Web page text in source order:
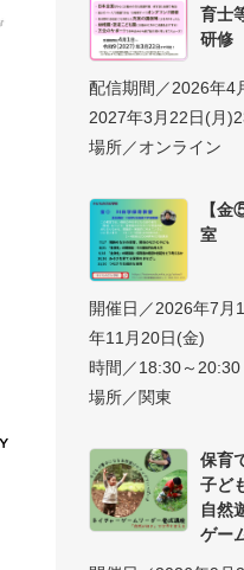
育士
研修
配信期間／2026年4
2027年3月22日(月
場所／オンライン
【
室
開催日／2026年7月
年11月20日(金)
時間／18:30～20:30
場所／関東
保育
子ど
自然
ゲー